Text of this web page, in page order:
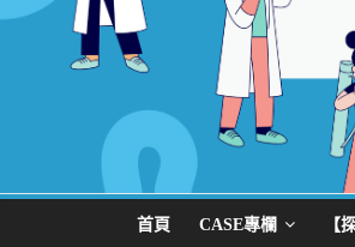
首頁 CASE專欄 【